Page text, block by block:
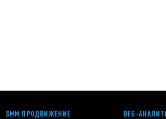
SMM ПРОДВИЖЕНИЕ ВЕБ-